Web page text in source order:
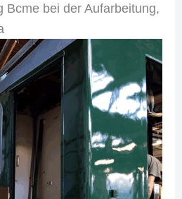
Bcme bei der Aufarbeitung,